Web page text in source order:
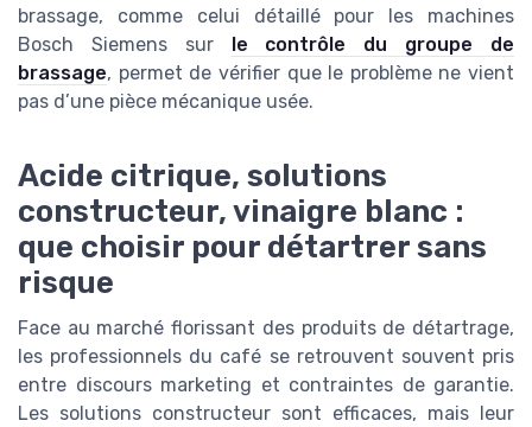
brassage, comme celui détaillé pour les machines
Bosch Siemens sur le contrôle du groupe de
brassage, permet de vérifier que le problème ne vient
pas d’une pièce mécanique usée.
Acide citrique, solutions
constructeur, vinaigre blanc :
que choisir pour détartrer sans
risque
Face au marché florissant des produits de détartrage,
les professionnels du café se retrouvent souvent pris
entre discours marketing et contraintes de garantie.
Les solutions constructeur sont efficaces, mais leur